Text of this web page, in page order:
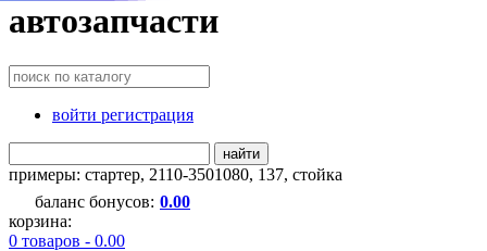
автозапчасти
войти регистрация
найти
примеры: стартер, 2110-3501080, 137, стойка
баланс бонусов: 0.00
корзина:
0 товаров - 0.00